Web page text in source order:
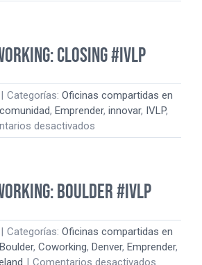
Emprender
Stewart
Closing #IVLP
| Categorías: Oficinas compartidas en
comunidad, Emprender, innovar, IVLP,
desactivados
Freeland
#IVLP
Boulder #IVLP
| Categorías: Oficinas compartidas en
Boulder, Coworking, Denver, Emprender,
| Comentarios desactivados